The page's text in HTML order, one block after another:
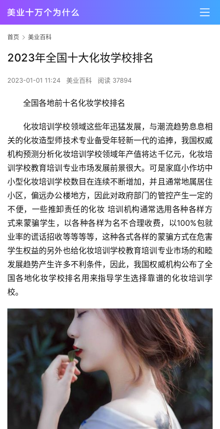
首页 美业百科
2023年全国十大化妆学校排名
2023-01-01 11:24 美业百科 阅读 37894
全国各地前十名化妆学校排名
化妆培训学校领域这些年迅猛发展，与潮流趋势息息相
关的化妆造型师技术专业备受年轻新一代的追捧，我国权威
机构预测分析化妆培训学校领域年产值将达千亿元，化妆培
训学校教育培训专业市场发展前景很大。可是家庭小作坊中
小型化妆培训学校数目在连续不断增加，并且通常地属居住
小区，偏远办公楼地方，因此对政府部门的管控产生一定的
不便，一些推卸责任的化妆 培训机构通常选用各种各样方
式来蒙骗学生，以各种各样为名不合理收费，以100%包就
业率的谎话招收等等等等，这种各式各样的蒙骗方式在危害
学生权益的另外也给化妆培训学校教育培训专业市场的和睦
发展趋势产生许多不利条件，因此，我国权威机构公布了全
国各地化妆学校排名用来指导学生选择靠谱的化妆培训学
校。